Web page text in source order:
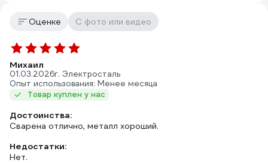
Оценке С фото или видео
Михаил
01.03.2026г. Электросталь
Опыт использования: Менее месяца
Товар куплен у нас
Достоинства:
Сварена отлично, металл хороший.
Недостатки:
Нет.